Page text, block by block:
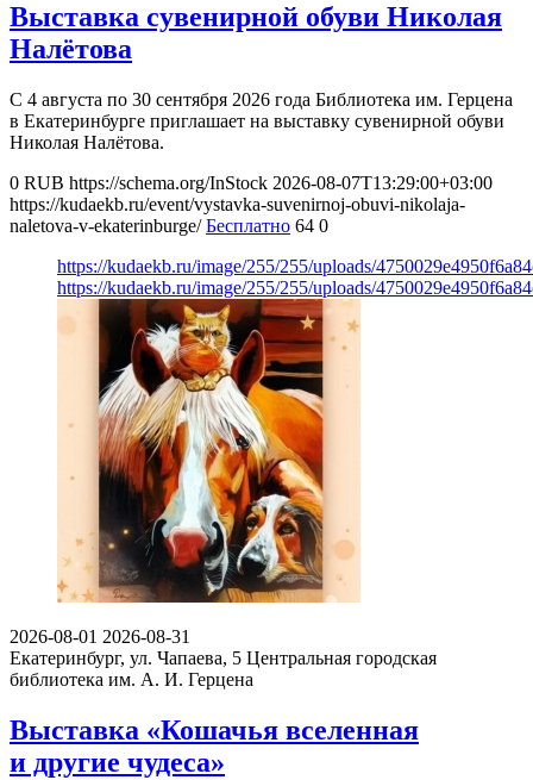
Выставка сувенирной обуви Николая
Налётова
С 4 августа по 30 сентября 2026 года Библиотека им. Герцена
в Екатеринбурге приглашает на выставку сувенирной обуви
Николая Налётова.
0 RUB https://schema.org/InStock 2026-08-07T13:29:00+03:00
https://kudaekb.ru/event/vystavka-suvenirnoj-obuvi-nikolaja-
naletova-v-ekaterinburge/ Бесплатно 64 0
https://kudaekb.ru/image/255/255/uploads/
https://kudaekb.ru/image/255/255/uploads/
2026-08-01 2026-08-31
Екатеринбург, ул. Чапаева, 5 Центральная городская
библиотека им. А. И. Герцена
Выставка «Кошачья вселенная
и другие чудеса»